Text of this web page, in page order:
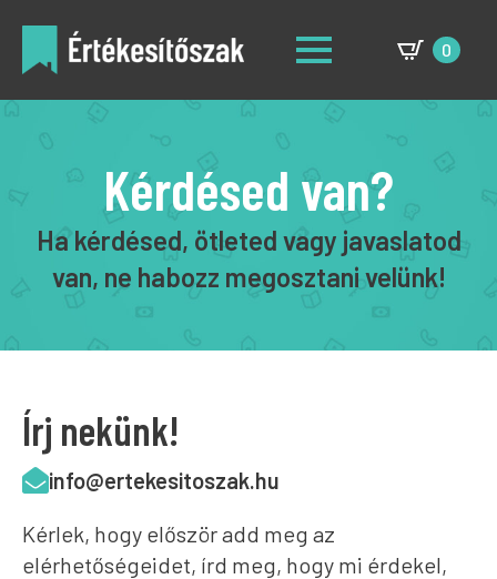
0
Kérdésed van?
Ha kérdésed, ötleted vagy javaslatod
van, ne habozz megosztani velünk!
Írj nekünk!
info@ertekesitoszak.hu
Kérlek, hogy először add meg az
elérhetőségeidet, írd meg, hogy mi érdekel,